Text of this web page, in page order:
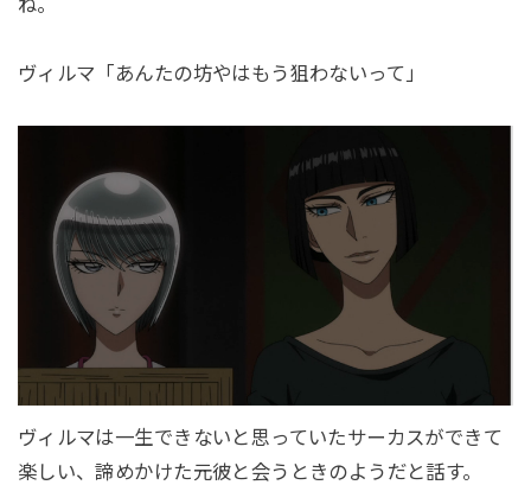
ね。
ヴィルマ「あんたの坊やはもう狙わないって」
ヴィルマは一生できないと思っていたサーカスができて
楽しい、諦めかけた元彼と会うときのようだと話す。